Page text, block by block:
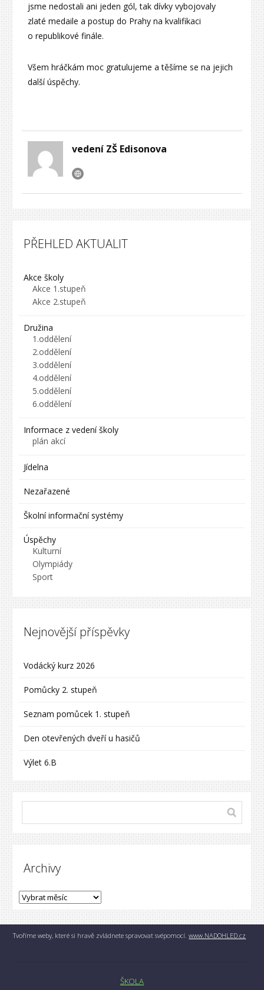
jsme nedostali ani jeden gól, tak dívky vybojovaly
zlaté medaile a postup do Prahy na kvalifikaci
o republikové finále.
Všem hráčkám moc gratulujeme a těšíme se na jejich
další úspěchy.
vedení ZŠ Edisonova
PŘEHLED AKTUALIT
Akce školy
Akce 1.stupeň
Akce 2.stupeň
Družina
1.oddělení
2.oddělení
3.oddělení
4.oddělení
5.oddělení
6.oddělení
Informace z vedení školy
plán akcí
Jídelna
Nezařazené
Školní informační systémy
Úspěchy
Kulturní
Olympiády
Sport
Nejnovější příspěvky
Vodácký kurz 2026
Pomůcky 2. stupeň
Seznam pomůcek 1. stupeň
Den otevřených dveří u hasičů
Výlet 6.B
Archivy
Tvoříme weby, které si hravě zvládnete spravovat svépomocí.www.NADOHLED.cz
ŠKOLA